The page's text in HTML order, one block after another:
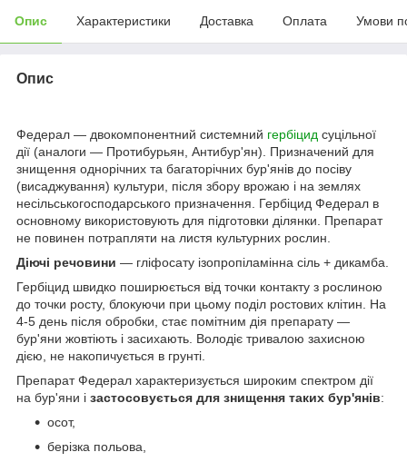
Опис Характеристики Доставка Оплата Умови
Опис
Федерал — двокомпонентний системний гербіцид суцільної
дії (аналоги — Протибурьян, Антибур'ян). Призначений для
знищення однорічних та багаторічних бур'янів до посіву
(висаджування) культури, після збору врожаю і на землях
несільськогосподарського призначення. Гербіцид Федерал в
основному використовують для підготовки ділянки. Препарат
не повинен потрапляти на листя культурних рослин.
Діючі речовини — гліфосату ізопропіламінна сіль + дикамба.
Гербіцид швидко поширюється від точки контакту з рослиною
до точки росту, блокуючи при цьому поділ ростових клітин. На
4-5 день після обробки, стає помітним дія препарату —
бур'яни жовтіють і засихають. Володіє тривалою захисною
дією, не накопичується в грунті.
Препарат Федерал характеризується широким спектром дії
на бур'яни і застосовується для знищення таких бур'янів:
осот,
берізка польова,